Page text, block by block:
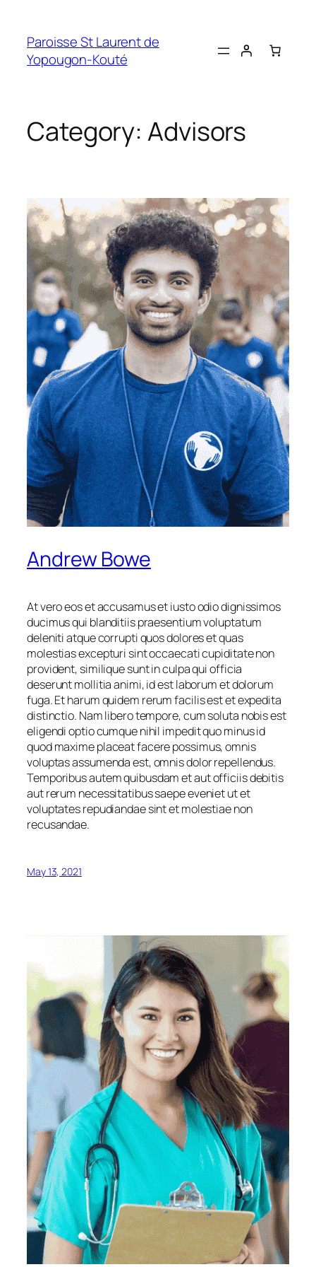
content
Paroisse St Laurent de
Yopougon-Kouté
Category: Advisors
Andrew Bowe
At vero eos et accusamus et iusto odio dignissimos
ducimus qui blanditiis praesentium voluptatum
deleniti atque corrupti quos dolores et quas
molestias excepturi sint occaecati cupiditate non
provident, similique sunt in culpa qui officia
deserunt mollitia animi, id est laborum et dolorum
fuga. Et harum quidem rerum facilis est et expedita
distinctio. Nam libero tempore, cum soluta nobis est
eligendi optio cumque nihil impedit quo minus id
quod maxime placeat facere possimus, omnis
voluptas assumenda est, omnis dolor repellendus.
Temporibus autem quibusdam et aut officiis debitis
aut rerum necessitatibus saepe eveniet ut et
voluptates repudiandae sint et molestiae non
recusandae.
May 13, 2021